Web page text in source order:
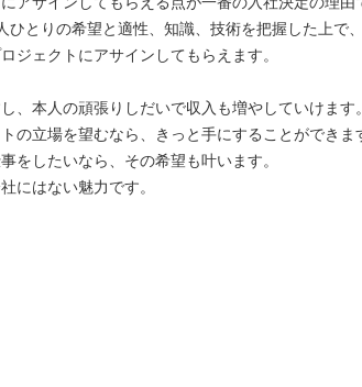
とりの希望と適性、知識、技術を把握した上で、
ジェクトにアサインしてもらえます。
、本人の頑張りしだいで収入も増やしていけます。
の立場を望むなら、きっと手にすることができま
をしたいなら、その希望も叶います。
にはない魅力です。